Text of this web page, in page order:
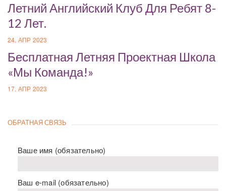
Летний Английский Клуб Для Ребят 8-
12 Лет.
24, АПР 2023
Бесплатная Летняя Проектная Школа
«Мы Команда!»
17, АПР 2023
ОБРАТНАЯ СВЯЗЬ
Ваше имя (обязательно)
Ваш e-mail (обязательно)